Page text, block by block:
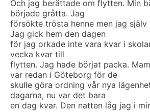
Och jag berättade om flytten. Min
började gråtta. Jag
försökte trösta henne men jag
Jag gick hem den dagen
för jag orkade inte vara kvar i
vecka kvar till
flytten. Jag hade börjat packa.
var redan i Göteborg för de
skulle göra ordning vår nya
dagarna, nu var det bara
en dag kvar. Den natten låg jag i